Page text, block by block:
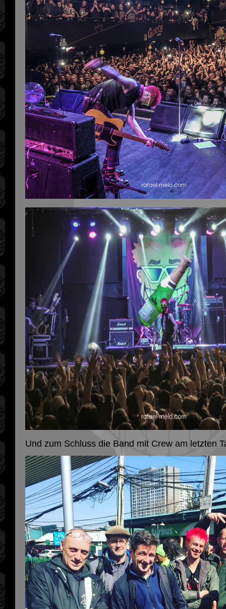
Und zum Schluss die Band mit Crew am letzten